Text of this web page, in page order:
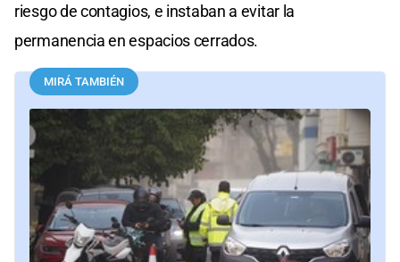
riesgo de contagios, e instaban a evitar la
permanencia en espacios cerrados.
MIRÁ TAMBIÉN